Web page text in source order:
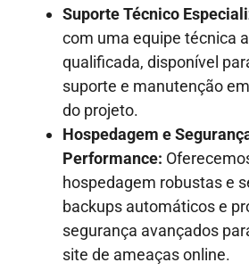
Suporte Técnico
com uma equipe técnica
qualificada, disponível
suporte e manutenção
do projeto.
Hospedagem e
Performance:
hospedagem robustas e
backups automáticos e
segurança avançados
site de ameaças online.